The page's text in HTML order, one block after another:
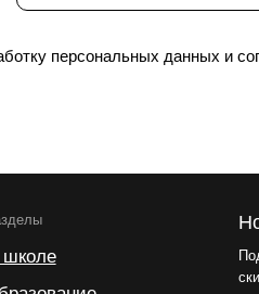
персональных данных и
Новости
скидках и